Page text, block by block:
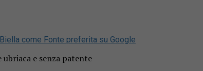
come Fonte preferita su Google
e senza patente